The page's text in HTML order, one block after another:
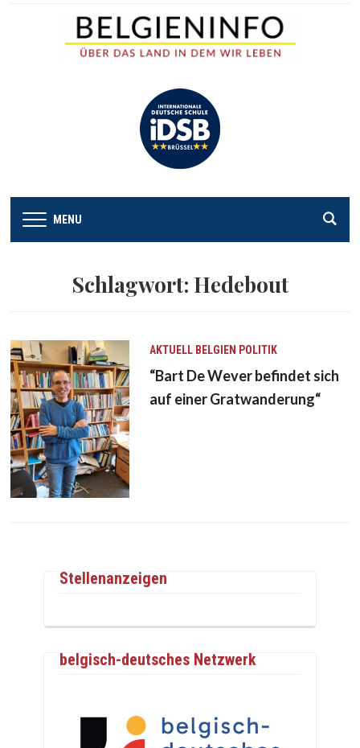
MENU
Schlagwort: Hedebout
AKTUELL BELGIEN POLITIK
“Bart De Wever befindet sich
auf einer Gratwanderung“
Stellenanzeigen
belgisch-deutsches Netzwerk